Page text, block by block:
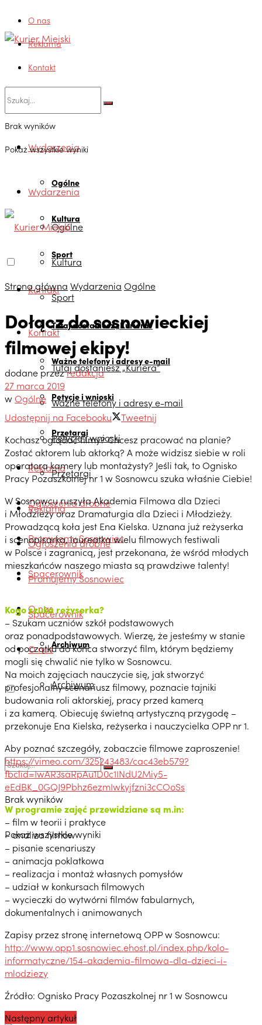
O nas
Reklama
Kontakt
Brak wyników
Pokaż wszystkie wyniki
Wydarzenia
Ogólne
Kultura
Sport
Kontakt
Tutaj dostaniesz „Kuriera”
Ważne telefony i adresy e-mail
Petycje i wnioski
Przetargi
Reklama
Ogłoszenia drobne
Promujemy Sosnowiec
Spacerownik
O nas
Archiwum
Wydarzenia
Ogólne
Kultura
Sport
Kontakt
Tutaj dostaniesz „Kuriera”
Ważne telefony i adresy e-mail
Petycje i wnioski
Przetargi
Reklama
Ogłoszenia drobne
Promujemy Sosnowiec
Spacerownik
O nas
Archiwum
Brak wyników
Pokaż wszystkie wyniki
Strona główna Wydarzenia Ogólne
Dołącz do sosnowieckiej
filmowej ekipy!
dodane przezredakcja
27 marca 2019
wOgólne
Udostępnij na Facebooku
Tweetnij
Kochasz oglądać filmy? Chcesz pracować na planie?
Zostać aktorem lub aktorką? A może widzisz siebie w roli
operatora kamery lub montażysty? Jeśli tak, to Ognisko
Pracy Pozaszkolnej nr 1 w Sosnowcu szuka właśnie Ciebie!
W Sosnowcu ruszyła Akademia Filmowa dla Dzieci
i Młodzieży oraz Dramaturgia dla Dzieci i Młodzieży.
Prowadzącą koła jest Ena Kielska. Uznana już reżyserka
i scenopisarka, laureatka wielu filmowych festiwali
w Polsce i zagranicą, jest przekonana, że wśród młodych
mieszkańców naszego miasta są prawdziwe talenty!
Kogo szuka reżyserka?
– Szukam uczniów szkół podstawowych
oraz ponadpodstawowych. Wierzę, że jesteśmy w stanie
od początku do końca stworzyć film, którym będziemy
mogli się chwalić nie tylko w Sosnowcu.
Na moich zajęciach nauczycie się, jak stworzyć
profesjonalny scenariusz filmowy, poznacie tajniki
budowania roli aktorskiej, pracy przed kamerą
i za kamerą. Obiecuję świetną artystyczną przygodę –
przekonuje Ena Kielska, reżyserka i nauczycielka OPP nr 1.
Aby poznać szczegóły, zobaczcie filmowe zaproszenie!
https://vimeo.com/325243483/cac43eb579?
fbclid=IwAR3saRpAu1D0c1INdU2Miy5-
eEdBK_0GQJ9Pbhz6ezmIwkyjfzni3cCOoSs
W programie zajęć przewidziane są m.in:
– film w teorii i praktyce
– analiza filmów
– pisanie scenariuszy
– animacja poklatkowa
– realizacja i montaż własnych pomysłów
– udział w konkursach filmowych
– wycieczki do wytwórni filmów fabularnych,
dokumentalnych i animowanych
Zapisy przez stronę internetową OPP w Sosnowcu:
http://www.opp1.sosnowiec.ehost.pl/index.php/kolo-
informatyczne/154-akademia-filmowa-dla-dzieci-i-
mlodziezy
Źródło: Ognisko Pracy Pozaszkolnej nr 1 w Sosnowcu
Następny artykuł